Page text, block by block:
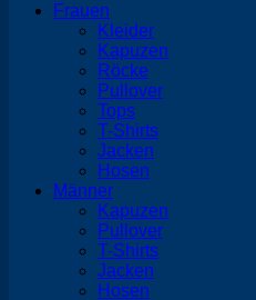
Frauen
Kleider
Kapuzen
Röcke
Pullover
Tops
T-Shirts
Jacken
Hosen
Männer
Kapuzen
Pullover
T-Shirts
Jacken
Hosen